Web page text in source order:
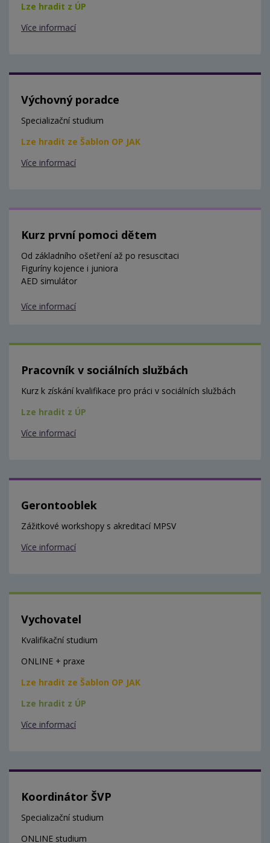
Lze hradit z ÚP
Více informací
Výchovný poradce
Specializační studium
Lze hradit ze Šablon OP JAK
Více informací
Kurz první pomoci dětem
Od základního ošetření až po resuscitaci
Figuríny kojence i juniora
AED simulátor
Více informací
Pracovník v sociálních službách
Kurz k získání kvalifikace pro práci v sociálních službách
Lze hradit z ÚP
Více informací
Gerontooblek
Zážitkové workshopy s akreditací MPSV
Více informací
Vychovatel
Kvalifikační studium
ONLINE + praxe
Lze hradit ze Šablon OP JAK
Lze hradit z ÚP
Více informací
Koordinátor ŠVP
Specializační studium
ONLINE studium